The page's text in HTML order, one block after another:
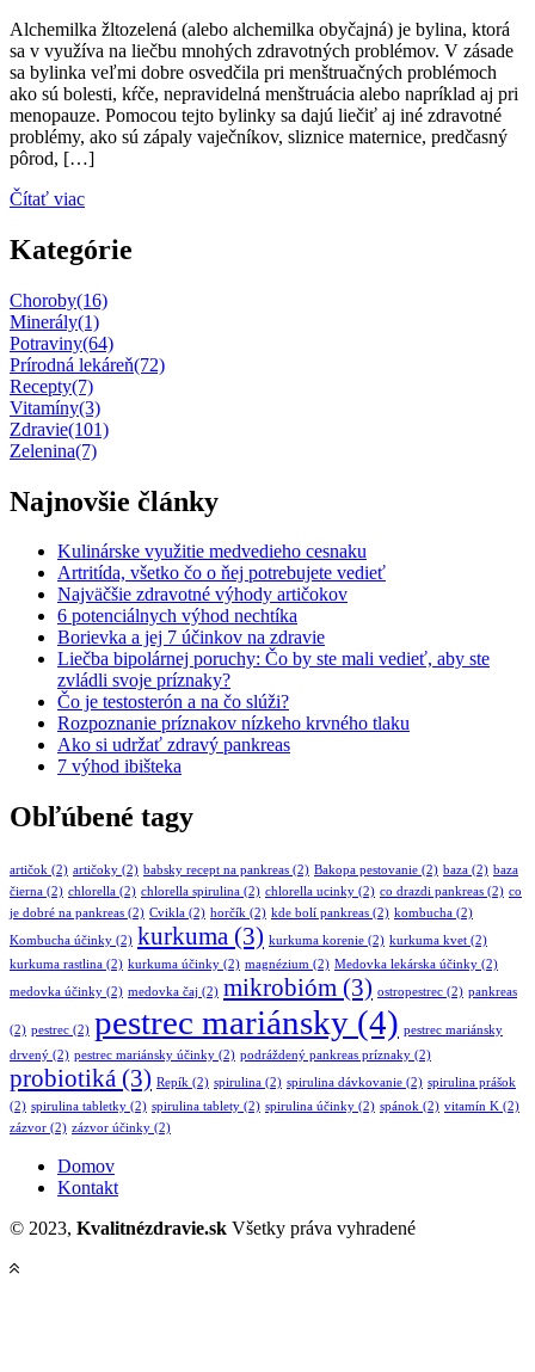
Alchemilka žltozelená (alebo alchemilka obyčajná) je bylina, ktorá
sa v využíva na liečbu mnohých zdravotných problémov. V zásade
sa bylinka veľmi dobre osvedčila pri menštruačných problémoch
ako sú bolesti, kŕče, nepravidelná menštruácia alebo napríklad aj pri
menopauze. Pomocou tejto bylinky sa dajú liečiť aj iné zdravotné
problémy, ako sú zápaly vaječníkov, sliznice maternice, predčasný
pôrod, […]
Čítať viac
Kategórie
Choroby(16)
Minerály(1)
Potraviny(64)
Prírodná lekáreň(72)
Recepty(7)
Vitamíny(3)
Zdravie(101)
Zelenina(7)
Najnovšie články
Kulinárske využitie medvedieho cesnaku
Artritída, všetko čo o ňej potrebujete vedieť
Najväčšie zdravotné výhody artičokov
6 potenciálnych výhod nechtíka
Borievka a jej 7 účinkov na zdravie
Liečba bipolárnej poruchy: Čo by ste mali vedieť, aby ste
zvládli svoje príznaky?
Čo je testosterón a na čo slúži?
Rozpoznanie príznakov nízkeho krvného tlaku
Ako si udržať zdravý pankreas
7 výhod ibišteka
Obľúbené tagy
artičok (2) artičoky (2) babsky recept na pankreas (2) Bakopa pestovanie (2) baza (2) baza
čierna (2) chlorella (2) chlorella spirulina (2) chlorella ucinky (2) co drazdi pankreas (2) co
je dobré na pankreas (2) Cvikla (2) horčík (2) kde bolí pankreas (2) kombucha (2)
Kombucha účinky (2) kurkuma (3) kurkuma korenie (2) kurkuma kvet (2)
kurkuma rastlina (2) kurkuma účinky (2) magnézium (2) Medovka lekárska účinky (2)
medovka účinky (2) medovka čaj (2) mikrobióm (3) ostropestrec (2) pankreas
(2) pestrec (2) pestrec mariánsky (4) pestrec mariánsky
drvený (2) pestrec mariánsky účinky (2) podráždený pankreas príznaky (2)
probiotiká (3) Repík (2) spirulina (2) spirulina dávkovanie (2) spirulina prášok
(2) spirulina tabletky (2) spirulina tablety (2) spirulina účinky (2) spánok (2) vitamín K (2)
zázvor (2) zázvor účinky (2)
Domov
Kontakt
© 2023, Kvalitnézdravie.sk Všetky práva vyhradené